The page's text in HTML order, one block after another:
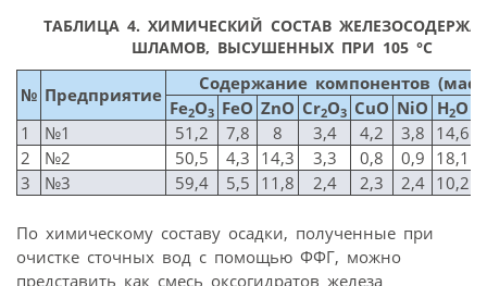
ТАБЛИЦА 4. ХИМИЧЕСКИЙ СОСТАВ
ШЛАМОВ, ВЫСУШЕННЫХ ПРИ 105 °С
№ Предприятие
Содержание компонентов
Fe2O3 FeO ZnO Cr2O3 CuO NiO H2O
1
№1 51,2 7,8 8 3,4 4,2 3,8 14,6
2
№2 50,5 4,3 14,3 3,3 0,8 0,9 18,1
3
№3 59,4 5,5 11,8 2,4 2,3 2,4 10,2
По химическому составу осадки, полученные при
очистке сточных вод с помощью ФФГ, можно
представить как смесь оксогидратов железа